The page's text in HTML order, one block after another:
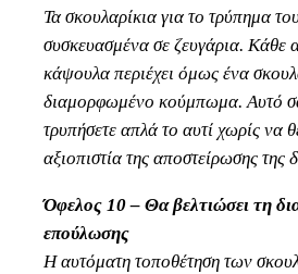
Τα σκουλαρίκια για το τρύπημα
συσκευασμένα σε ζευγάρια. Κάθε
κάψουλα περιέχει όμως ένα
διαμορφωμένο κούμπωμα. Αυτό
τρυπήσετε απλά το αυτί χωρίς να
αξιοπιστία της αποστείρωσης της
Όφελος 10 – Θα βελτιώσει τη
επούλωσης
Η αυτόματη τοποθέτηση των